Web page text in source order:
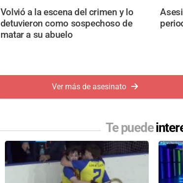
Volvió a la escena del crimen y lo
detuvieron como sospechoso de
matar a su abuelo
Ver más de asesinato
Te puede